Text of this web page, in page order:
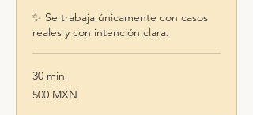
✨ Se trabaja únicamente con casos
reales y con intención clara.
30 min
500
pesos
500 MXN